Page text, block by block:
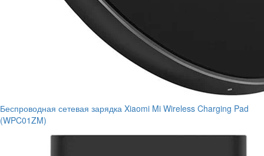
Беспроводная сетевая зарядка Xiaomi Mi Wireless Charging Pad
(WPC01ZM)